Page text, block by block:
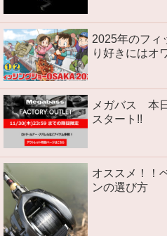
2025年のフィ
り好きにはオ
メガバス 本
スタート!!
オススメ！！
ンの選び方